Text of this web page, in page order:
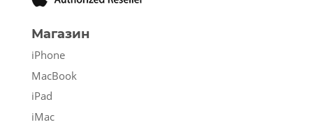
Магазин
iPhone
MacBook
iPad
iMac